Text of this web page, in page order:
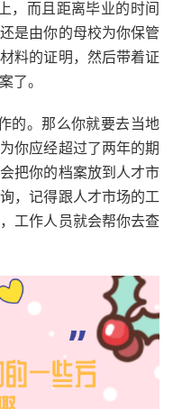
，而且距离毕业的时间
是由你的母校为你保管
料的证明，然后带着证
了。
的。那么你就要去当地
你应经超过了两年的期
把你的档案放到人才市
，记得跟人才市场的工
工作人员就会帮你去查